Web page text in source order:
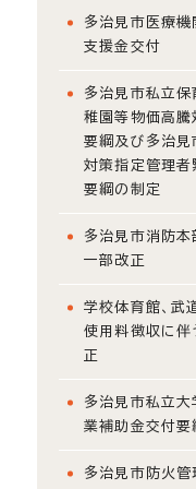
多治見市医療
支援金交付
多治見市私立
稚園等物価高
要綱及び多治
対策指定管理
要綱の制定
多治見市消防
一部改正
学校体育館、武
使用料徴収に伴
正
多治見市私立
業補助金交付要
多治見市防火